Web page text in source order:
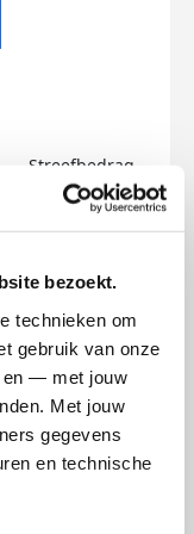
bezoekt.
technieken om
gebruik van onze
en — met jouw
Met jouw
gegevens
en technische
Streefbedrag
€500